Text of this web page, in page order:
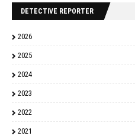
DETECTIVE REPORTER
2026
2025
2024
2023
2022
2021